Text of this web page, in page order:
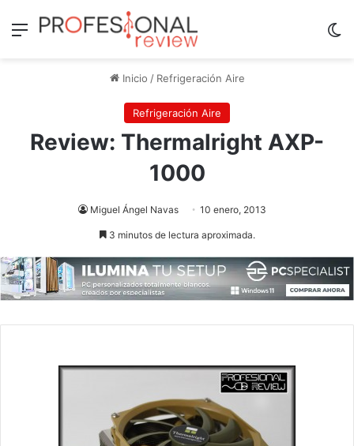
Menú
Inicio / Refrigeración Aire
Refrigeración Aire
Review: Thermalright AXP-
1000
Miguel Ángel Navas 10 enero, 2013
3 minutos de lectura aproximada.